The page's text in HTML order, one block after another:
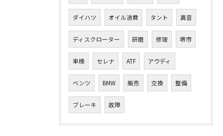
ダイハツ オイル消費 タント 異音
ディスクローター 研磨 修理 堺市
車検 セレナ ATF アウディ
ベンツ BMW 販売 交換 整備
ブレーキ 故障